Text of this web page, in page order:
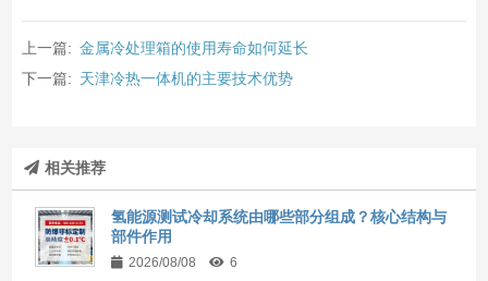
上一篇: 金属冷处理箱的使用寿命如何延长
下一篇: 天津冷热一体机的主要技术优势
相关推荐
氢能源测试冷却系统由哪些部分组成？核心结构与
部件作用
2026/08/08 6